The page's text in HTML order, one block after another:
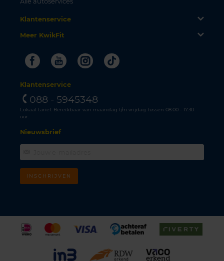
Klantenservice
Meer KwikFit
FacebookYoutubeInstagram
Tiktok
Klantenservice
088 - 5945348
Lokaal tarief. Bereikbaar van maandag t/m vrijdag tussen 08.00 - 17.30
uur.
Nieuwsbrief
INSCHRIJVEN